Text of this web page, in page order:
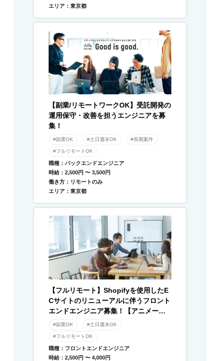
エリア：東京都
【副業/リモートワークOK】受託開発の
運用保守・改善を担うエンジニアを募
集！
#副業OK #土日週末OK #長期案件
#フルリモートOK
職種：バックエンドエンジニア
時給：2,500円 〜 3,500円
働き方：リモートのみ
エリア：東京都
【フルリモート】Shopifyを使用したE
Cサイトのリニューアルに伴うフロント
エンドエンジニア募集！【アニメーシ
ョン】
#副業OK #土日週末OK
#フルリモートOK
職種：フロントエンドエンジニア
時給：2,500円 〜 4,000円